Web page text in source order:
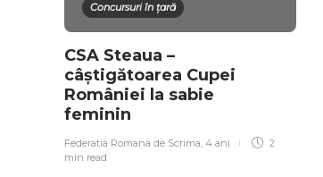
Concursuri în țară
CSA Steaua –
câștigătoarea Cupei
României la sabie
feminin
Federatia Romana de Scrima, 4 ani
2
min read